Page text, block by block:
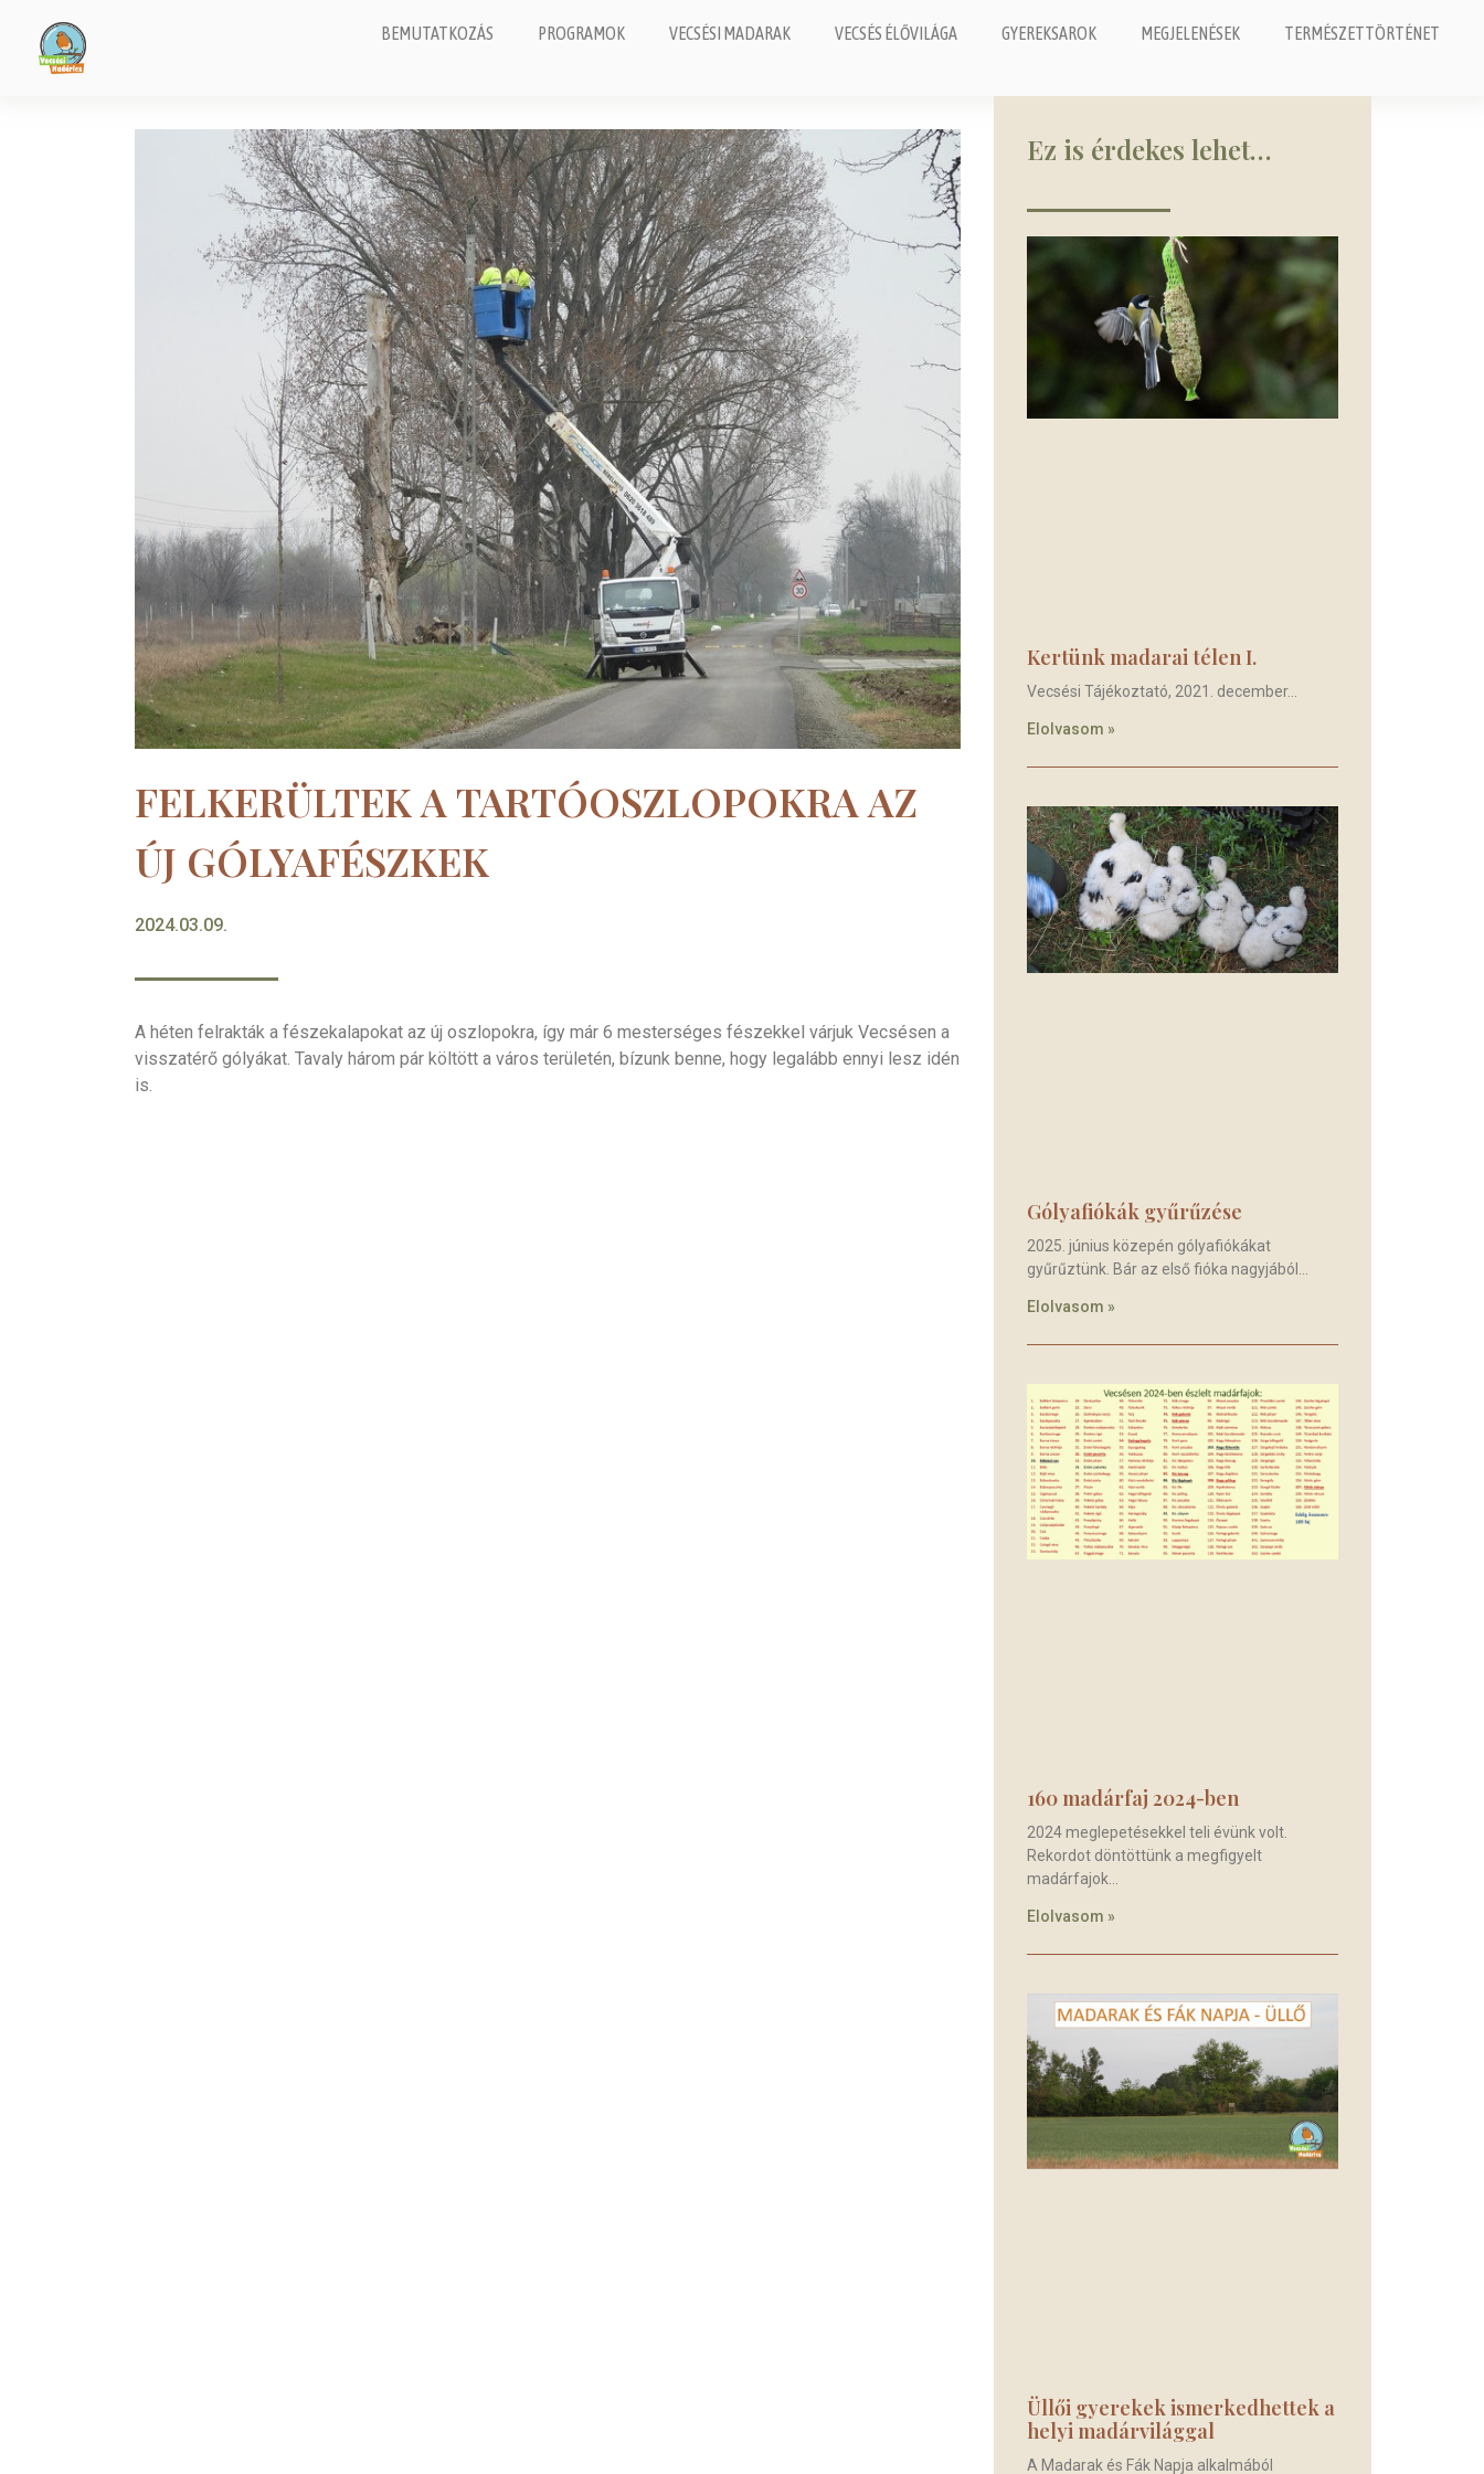
BEMUTATKOZÁS PROGRAMOK VECSÉSI MADARAK VECSÉS ÉLŐVILÁGA GYEREKSAROK MEGJELENÉSEK TERMÉSZETTÖRTÉNET
FELKERÜLTEK A TARTÓOSZLOPOKRA AZ
ÚJ GÓLYAFÉSZKEK
2024.03.09.
A héten felrakták a fészekalapokat az új oszlopokra, így már 6 mesterséges fészekkel várjuk Vecsésen a
visszatérő gólyákat. Tavaly három pár költött a város területén, bízunk benne, hogy legalább ennyi lesz idén
is.
Ez is érdekes lehet…
Kertünk madarai télen I.
Vecsési Tájékoztató, 2021. december
Elolvasom »
Gólyafiókák gyűrűzése
2025. június közepén gólyafiókákat
gyűrűztünk. Bár az első fióka nagyjából
Elolvasom »
160 madárfaj 2024-ben
2024 meglepetésekkel teli évünk volt.
Rekordot döntöttünk a megfigyelt
madárfajok
Elolvasom »
Üllői gyerekek ismerkedhettek a
helyi madárvilággal
A Madarak és Fák Napja alkalmából